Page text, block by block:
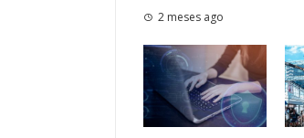
2 meses ago